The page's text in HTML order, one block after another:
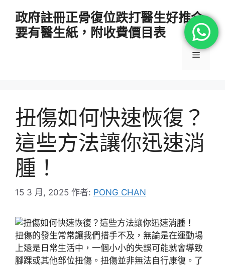
政府註冊正骨復位跌打醫生好推介
要有醫生紙，附收費價目表
選
扭傷如何快速恢復？
這些方法讓你迅速消
腫！
15 3 月, 2025 作者: PONG CHAN
扭傷的發生常常讓我們措手不及，無論是在運動場
上還是日常生活中，一個小小的失誤可能就會導致
腳踝或其他部位扭傷。扭傷並非無法自行康復。了